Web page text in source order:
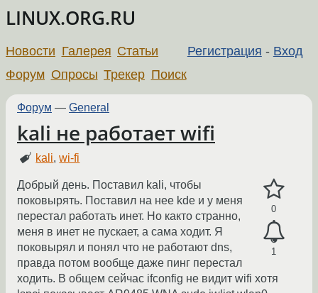
LINUX.ORG.RU
Регистрация - Вход
Новости Галерея Статьи
Форум Опросы Трекер Поиск
Форум — General
kali не работает wifi
kali,wi-fi
0
1
Добрый день. Поставил kali, чтобы
поковырять. Поставил на нее kde и у меня
перестал работать инет. Но както странно,
меня в инет не пускает, а сама ходит. Я
поковырял и понял что не работают dns,
правда потом вообще даже пинг перестал
ходить. В общем сейчас ifconfig не видит wifi хотя